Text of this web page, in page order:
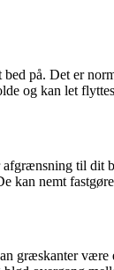
på. Det er
og kan let
til dit
kan nemt
græskanter